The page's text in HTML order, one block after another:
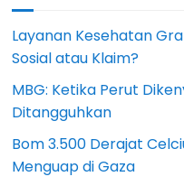
Layanan Kesehatan
Sosial atau Klaim?
MBG: Ketika Perut
Ditangguhkan
Bom 3.500 Derajat
Menguap di Gaza